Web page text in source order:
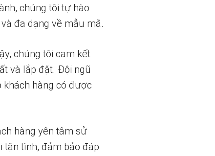
chúng tôi tự hào
đa dạng về mẫu mã.
chúng tôi cam kết
và lắp đặt. Đội ngũ
khách hàng có được
hàng yên tâm sử
tận tình, đảm bảo đáp